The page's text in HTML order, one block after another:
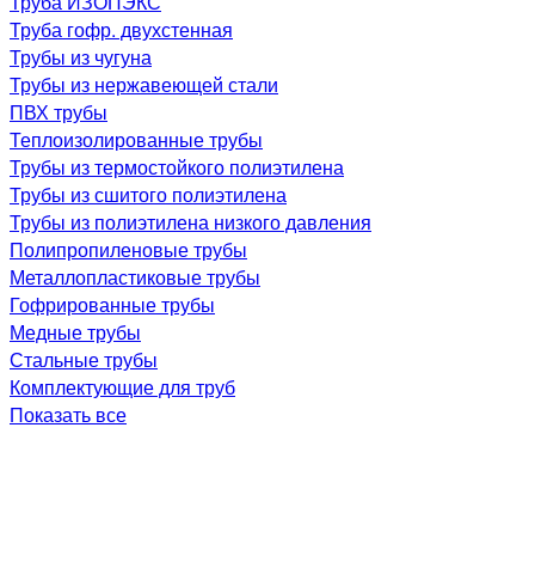
Труба гофр. двухстенная
Трубы из чугуна
Трубы из нержавеющей стали
ПВХ трубы
Теплоизолированные трубы
Трубы из термостойкого полиэтилена
Трубы из сшитого полиэтилена
Трубы из полиэтилена низкого давления
Полипропиленовые трубы
Металлопластиковые трубы
Гофрированные трубы
Медные трубы
Стальные трубы
Комплектующие для труб
Показать все